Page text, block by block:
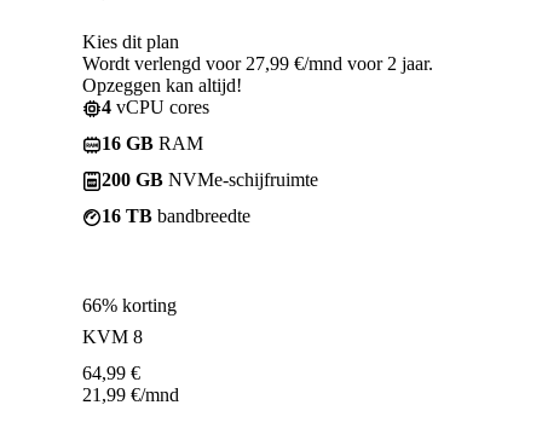
Kies dit plan
Wordt verlengd voor 27,99 €/mnd voor 2 jaar.
Opzeggen kan altijd!
4 vCPU cores
16 GB RAM
200 GB NVMe-schijfruimte
16 TB bandbreedte
66% korting
KVM 8
64,99 €
21,99 €/mnd